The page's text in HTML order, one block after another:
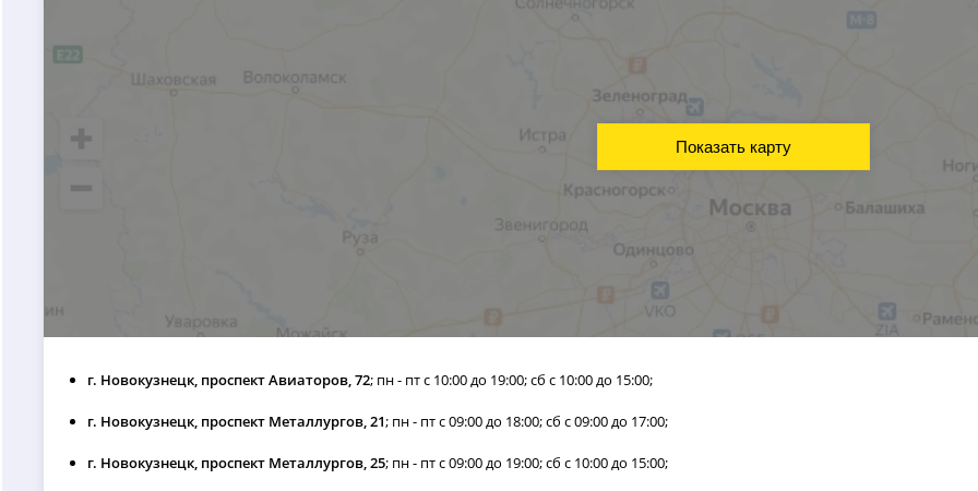
г. Новокузнецк, проспект Авиаторов, 72; пн - пт с 10:00 до 19:00; сб с 10:00 до 15:00;
г. Новокузнецк, проспект Металлургов, 21; пн - пт с 09:00 до 18:00; сб с 09:00 до 17:00;
г. Новокузнецк, проспект Металлургов, 25; пн - пт с 09:00 до 19:00; сб с 10:00 до 15:00;
Показать карту